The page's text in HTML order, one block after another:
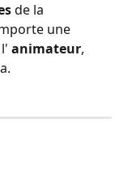
de la
une
animateur,